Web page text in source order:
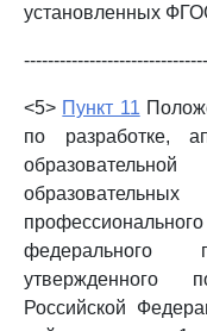
установленных
<5> Пункт 11
по разработке,
федерального
утвержденного
Российской